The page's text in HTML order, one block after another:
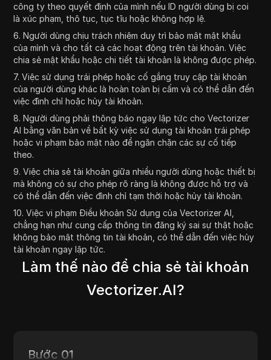
công ty theo quyết định của mình nếu ID người dùng bị coi
là xúc phạm, thô tục, tục tĩu hoặc không hợp lệ.
6. Người dùng chịu trách nhiệm duy trì bảo mật mật khẩu
của mình và cho tất cả các hoạt động trên tài khoản. Việc
chia sẻ mật khẩu hoặc chi tiết tài khoản là không được phép.
7. Việc sử dụng trái phép hoặc cố gắng truy cập tài khoản
của người dùng khác là hoàn toàn bị cấm và có thể dẫn đến
việc đình chỉ hoặc hủy tài khoản.
8. Người dùng phải thông báo ngay lập tức cho Vectorizer
AI bằng văn bản về bất kỳ việc sử dụng tài khoản trái phép
hoặc vi phạm bảo mật nào để ngăn chặn các sự cố tiếp
theo.
9. Việc chia sẻ tài khoản giữa nhiều người dùng hoặc thiết bị
mà không có sự cho phép rõ ràng là không được hỗ trợ và
có thể dẫn đến việc đình chỉ tạm thời hoặc hủy tài khoản.
10. Việc vi phạm Điều khoản Sử dụng của Vectorizer AI,
chẳng hạn như cung cấp thông tin đăng ký sai sự thật hoặc
không bảo mật thông tin tài khoản, có thể dẫn đến việc hủy
tài khoản ngay lập tức.
Làm thế nào để chia sẻ tài khoản
Vectorizer.AI?
Bước 01